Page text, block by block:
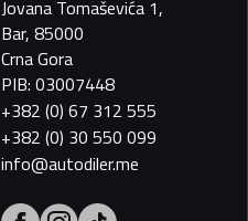
Jovana Tomaševića 1,
Bar, 85000
Crna Gora
PIB: 03007448
+382 (0) 67 312 555
+382 (0) 30 550 099
info@autodiler.me